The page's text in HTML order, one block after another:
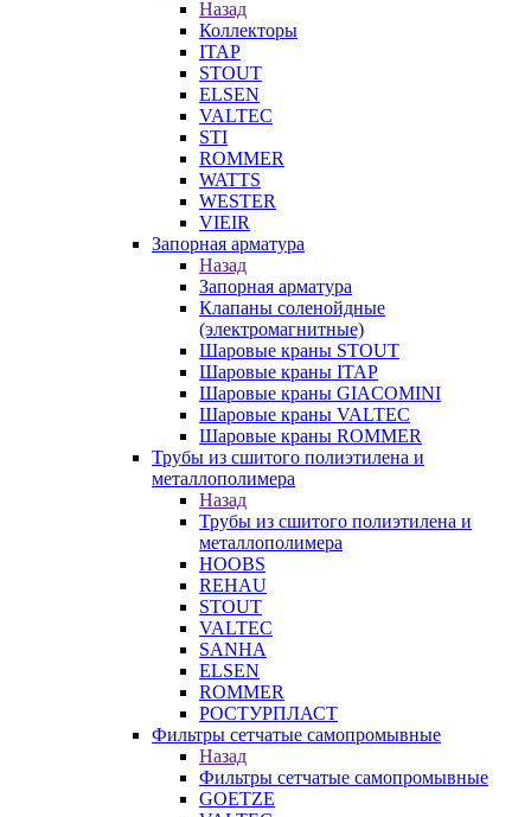
Назад
Коллекторы
ITAP
STOUT
ELSEN
VALTEC
STI
ROMMER
WATTS
WESTER
VIEIR
Запорная арматура
Назад
Запорная арматура
Клапаны соленойдные
(электромагнитные)
Шаровые краны STOUT
Шаровые краны ITAP
Шаровые краны GIACOMINI
Шаровые краны VALTEC
Шаровые краны ROMMER
Трубы из сшитого полиэтилена и
металлополимера
Назад
Трубы из сшитого полиэтилена и
металлополимера
HOOBS
REHAU
STOUT
VALTEC
SANHA
ELSEN
ROMMER
РОСТУРПЛАСТ
Фильтры сетчатые самопромывные
Назад
Фильтры сетчатые самопромывные
GOETZE